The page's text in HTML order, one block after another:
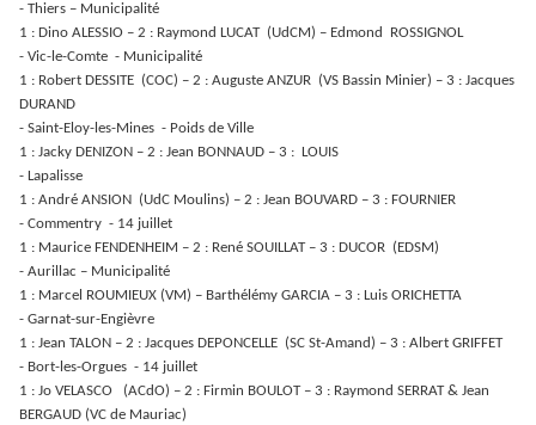
- Thiers – Municipalité
1 : Dino ALESSIO – 2 : Raymond LUCAT (UdCM) – Edmond ROSSIGNOL
- Vic-le-Comte - Municipalité
1 : Robert DESSITE (COC) – 2 : Auguste ANZUR (VS Bassin Minier) – 3 : Jacques
DURAND
- Saint-Eloy-les-Mines - Poids de Ville
1 : Jacky DENIZON – 2 : Jean BONNAUD – 3 : LOUIS
- Lapalisse
1 : André ANSION (UdC Moulins) – 2 : Jean BOUVARD – 3 : FOURNIER
- Commentry - 14 juillet
1 : Maurice FENDENHEIM – 2 : René SOUILLAT – 3 : DUCOR (EDSM)
- Aurillac – Municipalité
1 : Marcel ROUMIEUX (VM) – Barthélémy GARCIA – 3 : Luis ORICHETTA
- Garnat-sur-Engièvre
1 : Jean TALON – 2 : Jacques DEPONCELLE (SC St-Amand) – 3 : Albert GRIFFET
- Bort-les-Orgues - 14 juillet
1 : Jo VELASCO (ACdO) – 2 : Firmin BOULOT – 3 : Raymond SERRAT & Jean
BERGAUD (VC de Mauriac)